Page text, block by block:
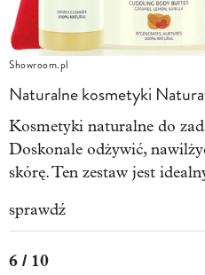
Showroom.pl
Naturalne kosmetyki
Kosmetyki naturalne do
Doskonale odżywić,
skórę. Ten zestaw jest
sprawdź
6 / 10